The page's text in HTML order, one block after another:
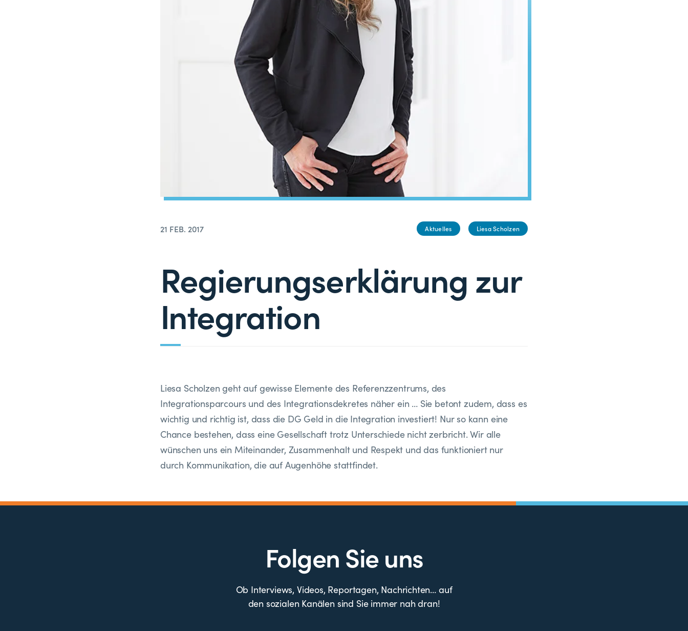
21 FEB. 2017 Aktuelles Liesa Scholzen
Regierungserklärung zur
Integration
Liesa Scholzen geht auf gewisse Elemente des Referenzzentrums, des
Integrationsparcours und des Integrationsdekretes näher ein … Sie betont zudem, dass es
wichtig und richtig ist, dass die DG Geld in die Integration investiert! Nur so kann eine
Chance bestehen, dass eine Gesellschaft trotz Unterschiede nicht zerbricht. Wir alle
wünschen uns ein Miteinander, Zusammenhalt und Respekt und das funktioniert nur
durch Kommunikation, die auf Augenhöhe stattfindet.
Folgen Sie uns
Ob Interviews, Videos, Reportagen, Nachrichten… auf
den sozialen Kanälen sind Sie immer nah dran!